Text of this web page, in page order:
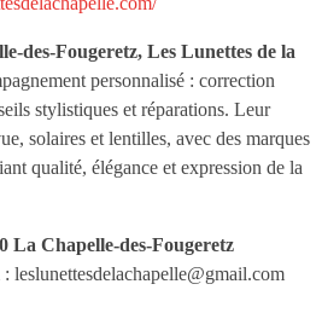
des-Fougeretz, Les Lunettes de la
personnalisé : correction
stylistiques et réparations. Leur
solaires et lentilles, avec des marques
qualité, élégance et expression de la
La Chapelle-des-Fougeretz
leslunettesdelachapelle@gmail.com